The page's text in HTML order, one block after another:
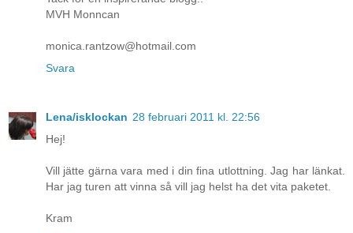
MVH Monncan
monica.rantzow@hotmail.com
Svara
Lena/isklockan 28 februari 2011 kl. 22:56
Hej!
Vill jätte gärna vara med i din fina utlottning. Jag har länkat.
Har jag turen att vinna så vill jag helst ha det vita paketet.
Kram